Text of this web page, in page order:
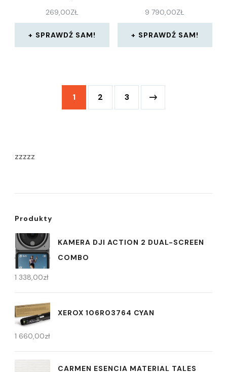
269,00ZŁ
SPRAWDŹ SAM!
9 790,00ZŁ
SPRAWDŹ SAM!
1 2 3
zzzzz
Produkty
KAMERA DJI ACTION 2 DUAL-SCREEN
COMBO
1 338,00zł
XEROX 106R03764 CYAN
1 660,00zł
CARMEN ESENCIA MATERIAL TALES